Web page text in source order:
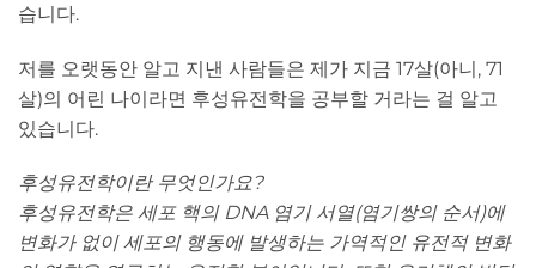
습니다.
저를 오랫동안 알고 지낸 사람들은 제가 지금 17살(아니, 71
살)의 어린 나이라면 후성유전학을 공부할 거라는 걸 알고
있습니다.
후성유전학이란 무엇인가요?
후성유전학은 세포 핵의 DNA 염기 서열(염기쌍의 순서)에
변화가 없이 세포의 행동에 발생하는 가역적인 유전적 변화